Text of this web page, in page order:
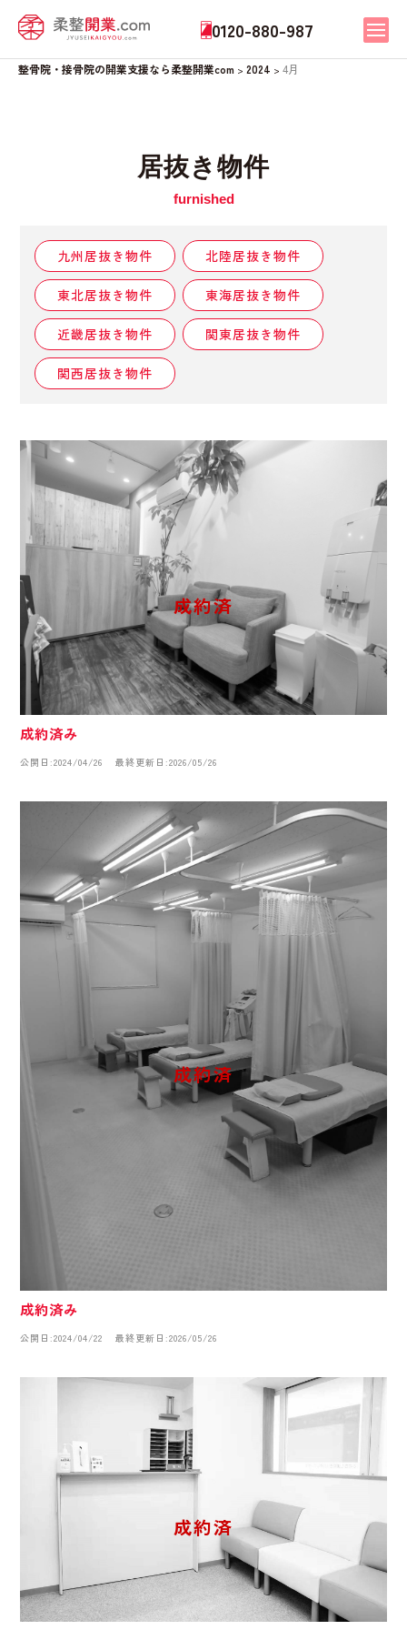
0120-880-987
整骨院・接骨院の開業支援なら柔整開業com > 2024 > 4月
居抜き物件
九州居抜き物件 北陸居抜き物件
東北居抜き物件 東海居抜き物件
近畿居抜き物件 関東居抜き物件
関西居抜き物件
成約済み
公開日:2024/04/26 最終更新日:2026/05/26
成約済み
公開日:2024/04/22 最終更新日:2026/05/26